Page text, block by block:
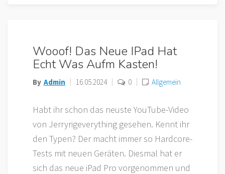
Wooof! Das Neue IPad Hat
Echt Was Aufm Kasten!
By Admin 16.05.2024 0 Allgemein
Habt ihr schon das neuste YouTube-Video
von Jerryrigeverything gesehen. Kennt ihr
den Typen? Der macht immer so Hardcore-
Tests mit neuen Geräten. Diesmal hat er
sich das neue iPad Pro vorgenommen und